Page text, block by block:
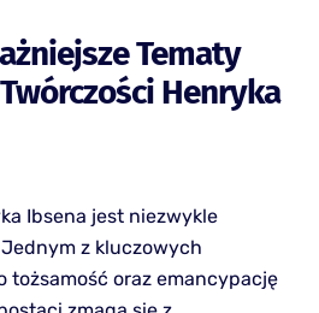
Tematy
Henryka
Ibsena jest niezwykle
z kluczowych
tożsamość oraz emancypację